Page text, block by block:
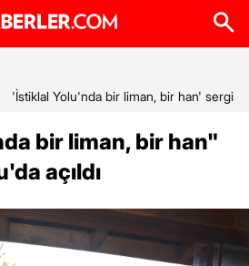
'İstiklal Yolu'nda bir liman, bir han' sergisi
bir liman, bir han"
açıldı